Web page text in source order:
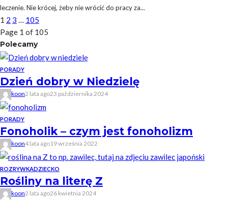
leczenie. Nie krócej, żeby nie wrócić do pracy za...
1 2 3 … 105
Page 1 of 105
Polecamy
PORADY
Dzień dobry w Niedzielę
koon2 lata ago23 października 2024
PORADY
Fonoholik – czym jest fonoholizm
koon4 lata ago19 września 2022
ROZRYWKADZIECKO
Rośliny na literę Z
koon2 lata ago26 kwietnia 2024